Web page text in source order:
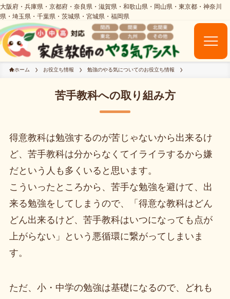
ホーム お役立ち情報 勉強のやる気についてのお役立ち情報
苦手教科への取り組み方
得意教科は勉強するのが苦じゃないから出来るけ
ど、苦手教科は分からなくてイライラするから嫌
だという人も多くいると思います。
こういったところから、苦手な勉強を避けて、出
来る勉強をしてしまうので、「得意な教科はどん
どん出来るけど、苦手教科はいつになっても点が
上がらない」という悪循環に繋がってしまいま
す。
ただ、小・中学の勉強は基礎になるので、どれも